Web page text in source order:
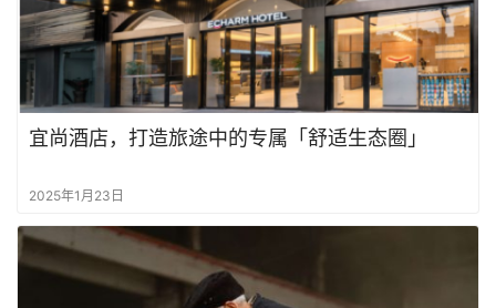
宜尚酒店，打造旅途中的专属「舒适生态圈」
2025年1月23日